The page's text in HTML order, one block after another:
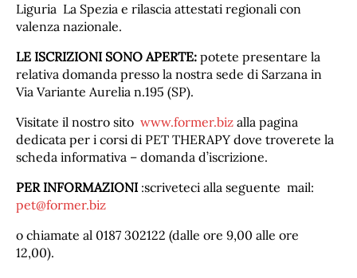
Liguria La Spezia e rilascia attestati regionali con
valenza nazionale.
LE ISCRIZIONI SONO APERTE: potete presentare la
relativa domanda presso la nostra sede di Sarzana in
Via Variante Aurelia n.195 (SP).
Visitate il nostro sito www.former.biz alla pagina
dedicata per i corsi di PET THERAPY dove troverete la
scheda informativa – domanda d’iscrizione.
PER INFORMAZIONI :scriveteci alla seguente mail:
pet@former.biz
o chiamate al 0187 302122 (dalle ore 9,00 alle ore
12,00).